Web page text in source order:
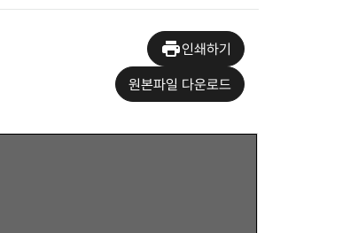
인쇄하기
원본파일 다운로드